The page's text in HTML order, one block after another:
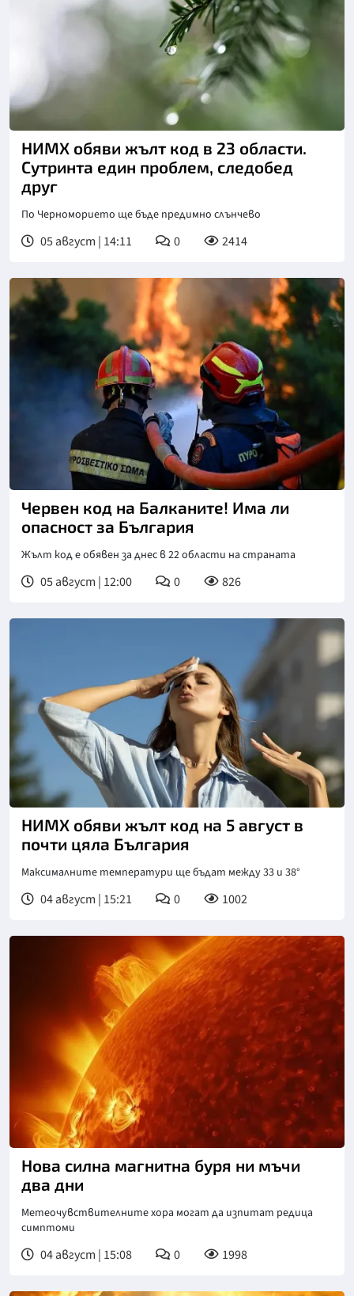
НИМХ обяви жълт код в 23 области.
Сутринта един проблем, следобед
друг
По Черноморието ще бъде предимно слънчево
05 август | 14:11 0 2414
Снимка: АП/БТА
Червен код на Балканите! Има ли
опасност за България
Жълт код е обявен за днес в 22 области на страната
05 август | 12:00 0 826
НИМХ обяви жълт код на 5 август в
почти цяла България
Максималните температури ще бъдат между 33 и 38°
04 август | 15:21 0 1002
Снимка: Freepik
Нова силна магнитна буря ни мъчи
два дни
Метеочувствителните хора могат да изпитат редица
симптоми
04 август | 15:08 0 1998